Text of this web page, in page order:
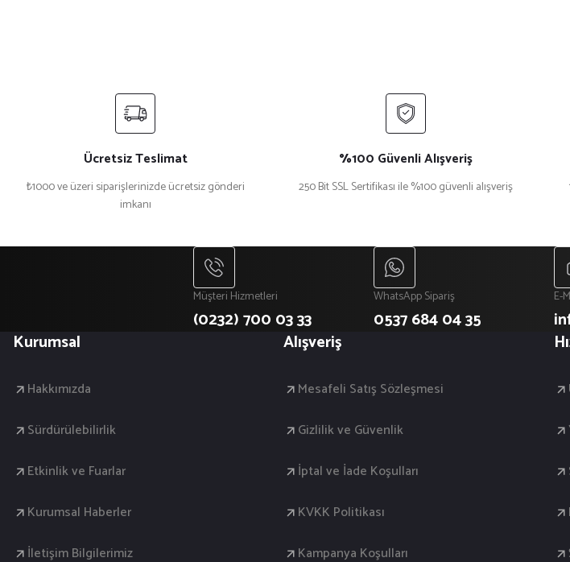
Ücretsiz Teslimat
₺1000 ve üzeri siparişlerinizde ücretsiz gönderi
imkanı
%100 Güvenli Alışveriş
250 Bit SSL Sertifikası ile %100 güvenli alışveriş
Müşteri Hizmetleri
(0232) 700 03 33
WhatsApp Sipariş
0537 684 04 35
E-
Kurumsal
Hakkımızda
Sürdürülebilirlik
Etkinlik ve Fuarlar
Kurumsal Haberler
İletişim Bilgilerimiz
Alışveriş
Mesafeli Satış Sözleşmesi
Gizlilik ve Güvenlik
İptal ve İade Koşulları
KVKK Politikası
Kampanya Koşulları